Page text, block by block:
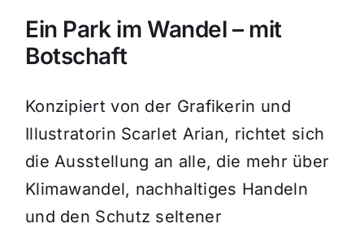
Ein Park im Wandel – mit
Botschaft
Konzipiert von der Grafikerin und
Illustratorin Scarlet Arian, richtet sich
die Ausstellung an alle, die mehr über
Klimawandel, nachhaltiges Handeln
und den Schutz seltener